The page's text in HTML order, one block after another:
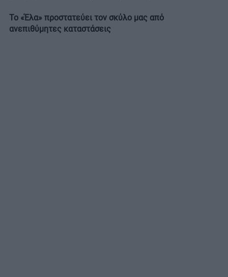
Το «Έλα» προστατεύει τον σκύλο μας από
ανεπιθύμητες καταστάσεις